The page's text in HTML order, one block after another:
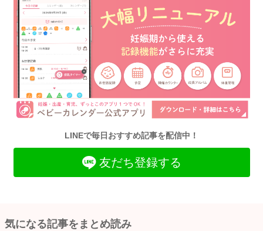
LINEで毎日おすすめ記事を配信中！
友だち登録する
気になる記事をまとめ読み